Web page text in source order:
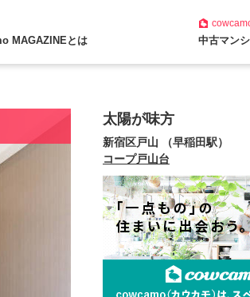
MAGAZINEとは 中古マン
太陽が味方
新宿区戸山 （早稲田駅）
コープ戸山台